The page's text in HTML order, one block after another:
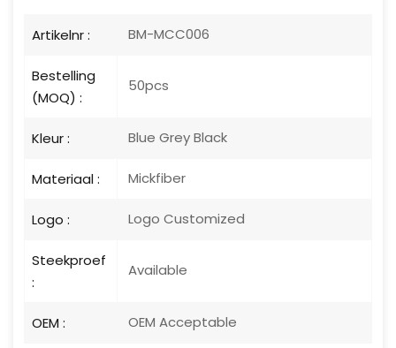
Artikelnr : BM-MCC006
Bestelling
(MOQ) :
50pcs
Kleur : Blue Grey Black
Materiaal : Mickfiber
Logo : Logo Customized
Steekproef
:
Available
OEM : OEM Acceptable